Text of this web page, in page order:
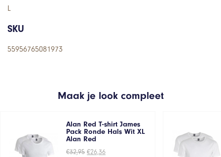
L
SKU
55956765081973
Maak je look compleet
Alan Red T-shirt James
Pack Ronde Hals Wit XL
Alan Red
€32,95 Oorspronkelijke
€26,36Huidige